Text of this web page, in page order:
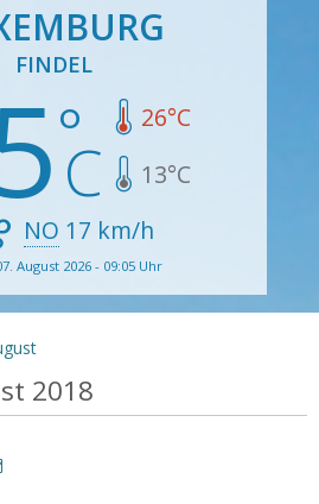
FINDEL
26°C
13°C
NO 17 km/h
August 2026 - 09:05 Uhr
2018